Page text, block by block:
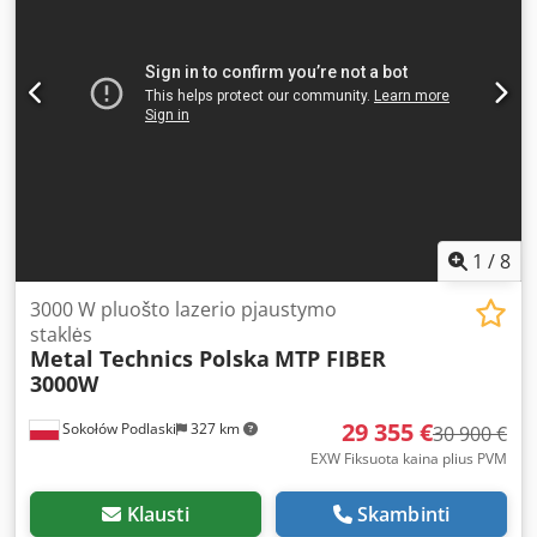
DFPro-4SPK – lazerio dūmų ištraukimo ir filtravimo sistema
Įėjimo/išėjimo stalas – automatinis pakrovimo ir iškrovimo
stalas Šviesos apsauginė tvorelė – šviesos apsaugos
1 /8
Sokołów Podlaski 327 km
3000 W pluošto lazerio pjaustymo
staklės
Metal Technics Polska MTP FIBER
3000W
29 355 €30 900 €
EXW Fiksuota kaina plius PVM
Klausti Skambinti